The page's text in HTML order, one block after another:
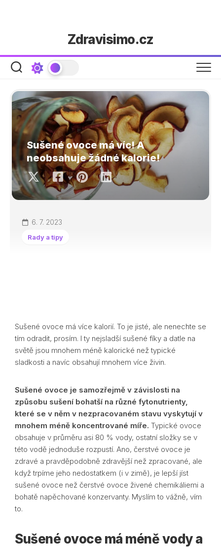
Zdravisimo.cz
Sušené ovoce má víc! A
neobsahuje žádné kalorie!
6. 7. 2023
Rady a tipy
Sušené ovoce má více kalorií. To je jisté, ale nenechte se
tím odradit, prosím. I ty nejsladší sušené fíky a datle na
světě jsou mnohem méně kalorické než typické
sladkosti a navíc obsahují mnohem více živin.
Sušené ovoce je samozřejmě v závislosti na
způsobu sušení bohatší na různé fytonutrienty,
které se v něm v nezpracovaném stavu vyskytují v
mnohem méně koncentrované míře. Typické ovoce
obsahuje v průměru asi 80 % vody, ostatní složky se v
této vodě jednoduše rozpustí. Ano, čerstvé ovoce je
zdravé a pravděpodobně zdravější než zpracované, ale
když trpíme jeho nedostatkem (i v zimě), je lepší jíst
sušené ovoce než čerstvé ovoce živené chemikáliemi a
bohatě napěchované konzervanty. Myslím to vážně, vím
to.
Sušené ovoce má méně vody a